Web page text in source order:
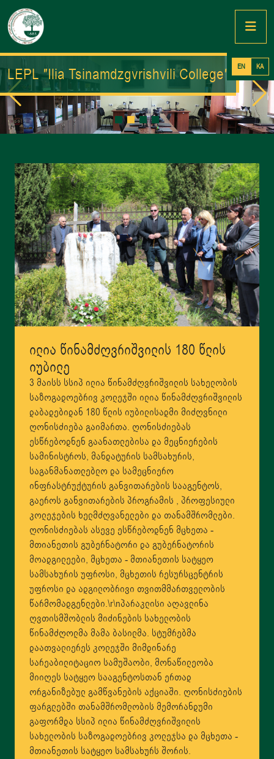
EN KA
ილია წინამძღვრიშვილის 180 წლის
იუბილე
3 მაისს სსიპ ილია წინამძღვრიშვილის სახელობის
საზოგადოებრივ კოლეჯში ილია წინამძღვრიშვილის
დაბადებიდან 180 წლის იუბილისადმი მიძღვნილი
ღონისძიება გაიმართა. ღონისძიებას
ესწრებოდნენ გაანათლებისა და მეცნიერების
სამინისტროს, მანდატურის სამსახურის,
საგანმანათლებლო და სამეცნიერო
ინფრასტრუქტურის განვითარების სააგენტოს,
გაეროს განვითარების პროგრამის , პროფესიული
კოლეჯების ხელმძღვანელები და თანამშრომლები.
ღონისძიებას ასევე ესწრებოდნენ მცხეთა -
მთიანეთის გუბერნატორი და გუბერნატორის
მოადგილეები, მცხეთა - მთიანეთის სატყეო
სამსახურის უფროსი, მცხეთის რესურსცენტრის
უფროსი და ადგილობრივი თვითმმართველობის
წარმომადგენლები.\r\nპარაკლისი აღავლინა
ღვთისმშობლის მიძინების სახელობის
წინამძღოლმა მამა ბასილმა. სტუმრებმა
დაათვალიერეს კოლეჯში მიმდინარე
სარეაბილიტაციო სამუშაობი, მონაწილეობა
მიიღეს სატყეო სააგენტოსთან ერთად
ორგანიზებულ გამწვანების აქციაში. ღონისძიების
ფარგლებში თანამშრომლობის მემორანდუმი
გაფორმდა სსიპ ილია წინამძღვრიშვილის
სახელობის საზოგადოებრივ კოლეჯსა და მცხეთა -
მთიანეთის სატყეო სამსახურს შორის.